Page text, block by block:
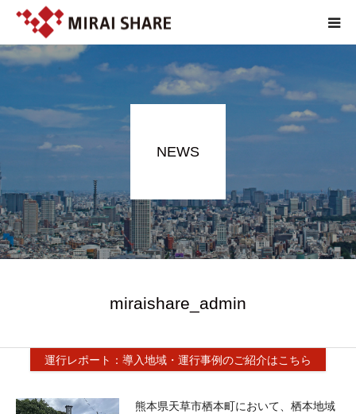
NEWS
miraishare_admin
運行レポート：導入地域・運行事例のご紹介はこちら
熊本県天草市栖本町において、栖本地域
NEWS
TECHNOLOGY
SERVICE
REPORT
ABOUT